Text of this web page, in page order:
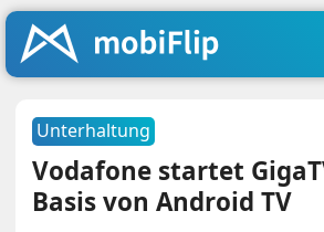
Unterhaltung
Vodafone startet
Basis von Android TV